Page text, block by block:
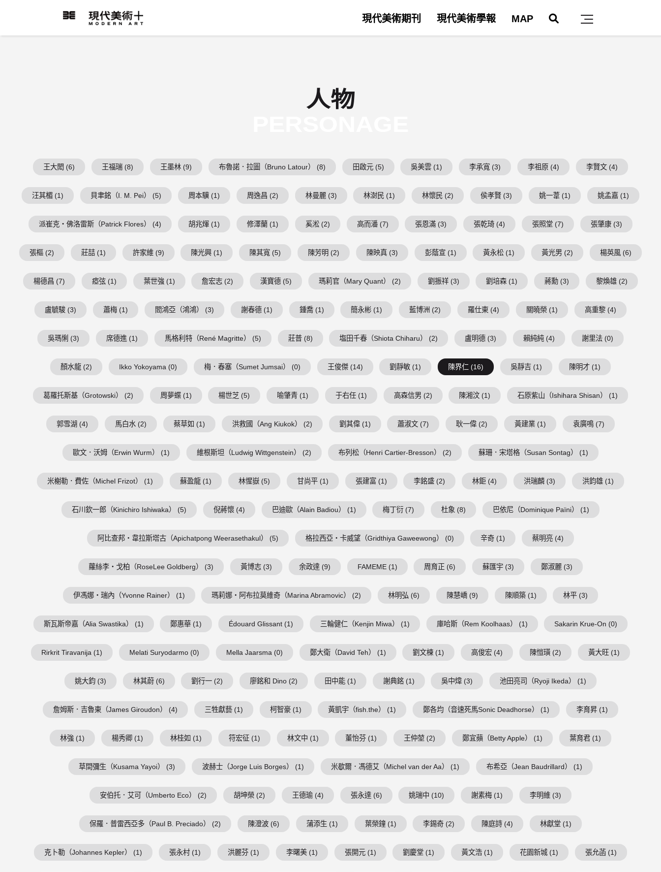
現代美術+Logo
主選單
現代美術期刊 現代美術學報 MAP
人物
王大閎 (6) 王福瑞 (8) 王墨林 (9) 布魯諾．拉圖（Bruno Latour） (8) 田啟元 (5) 吳美雲 (1) 李承寬 (3) 李祖原 (4) 李賢文 (4)
汪其楣 (1) 貝聿銘（I. M. Pei） (5) 周本驥 (1) 周逸昌 (2) 林曼麗 (3) 林澍民 (1) 林懷民 (2) 侯孝賢 (3) 姚一葦 (1) 姚孟嘉 (1)
派崔克・佛洛雷斯（Patrick Flores） (4) 胡兆煇 (1) 修澤蘭 (1) 奚淞 (2) 高而潘 (7) 張恩滿 (3) 張乾琦 (4) 張照堂 (7) 張肇康 (3)
張樞 (2) 莊喆 (1) 許家維 (9) 陳光興 (1) 陳其寬 (5) 陳芳明 (2) 陳映真 (3) 彭蔭宣 (1) 黃永松 (1) 黃光男 (2) 楊英風 (6)
楊德昌 (7) 瘂弦 (1) 葉世強 (1) 詹宏志 (2) 漢寶德 (5) 瑪莉官（Mary Quant） (2) 劉振祥 (3) 劉培森 (1) 蔣勳 (3) 黎煥雄 (2)
盧毓駿 (3) 蕭梅 (1) 閻鴻亞（鴻鴻） (3) 謝春德 (1) 鍾喬 (1) 簡永彬 (1) 藍博洲 (2) 羅仕東 (4) 關曉榮 (1) 高重黎 (4)
吳瑪悧 (3) 席德進 (1) 馬格利特（René Magritte） (5) 莊普 (8) 塩田千春（Shiota Chiharu） (2) 盧明德 (3) 賴純純 (4) 謝里法 (0)
顏水龍 (2) Ikko Yokoyama (0) 梅．春塞（Sumet Jumsai） (0) 王俊傑 (14) 劉靜敏 (1) 陳界仁 (16) 吳靜吉 (1) 陳明才 (1)
葛羅托斯基（Grotowski） (2) 周夢蝶 (1) 楊世芝 (5) 喻肇青 (1) 于右任 (1) 高森信男 (2) 陳湘汶 (1) 石原紫山（Ishihara Shisan） (1)
郭雪湖 (4) 馬白水 (2) 蔡草如 (1) 洪救國（Ang Kiukok） (2) 劉其偉 (1) 蕭淑文 (7) 耿一偉 (2) 黃建業 (1) 袁廣鳴 (7)
歐文．沃姆（Erwin Wurm） (1) 維根斯坦（Ludwig Wittgenstein） (2) 布列松（Henri Cartier-Bresson） (2) 蘇珊．宋塔格（Susan Sontag） (1)
米榭勒．費佐（Michel Frizot） (1) 蘇盈龍 (1) 林惺嶽 (5) 甘尚平 (1) 張建富 (1) 李銘盛 (2) 林鉅 (4) 洪瑞麟 (3) 洪鈞雄 (1)
石川欽一郎（Kinichiro Ishiwaka） (5) 倪蔣懷 (4) 巴迪歐（Alain Badiou） (1) 梅丁衍 (7) 杜象 (8) 巴依尼（Dominique Païni） (1)
阿比查邦・韋拉斯塔古（Apichatpong Weerasethakul） (5) 格拉西亞・卡威望（Gridthiya Gaweewong） (0) 辛奇 (1) 蔡明亮 (4)
蘿絲李・戈柏（RoseLee Goldberg） (3) 黃博志 (3) 余政達 (9) FAMEME (1) 周育正 (6) 蘇匯宇 (3) 鄭淑麗 (3)
伊馮娜・瑞內（Yvonne Rainer） (1) 瑪莉娜・阿布拉莫維奇（Marina Abramovic） (2) 林明弘 (6) 陳慧嶠 (9) 陳順築 (1) 林平 (3)
斯瓦斯帝嘉（Alia Swastika） (1) 鄭惠華 (1) Édouard Glissant (1) 三輪健仁（Kenjin Miwa） (1) 庫哈斯（Rem Koolhaas） (1) Sakarin Krue-On (0)
Rirkrit Tiravanija (1) Melati Suryodarmo (0) Mella Jaarsma (0) 鄭大衛（David Teh） (1) 劉文棟 (1) 高俊宏 (4) 陳愷璜 (2) 黃大旺 (1)
姚大鈞 (3) 林其蔚 (6) 劉行一 (2) 廖銘和 Dino (2) 田中能 (1) 謝典銘 (1) 吳中煒 (3) 池田亮司（Ryoji Ikeda） (1)
詹姆斯．吉魯東（James Giroudon） (4) 三牲獻藝 (1) 柯智豪 (1) 黃凱宇（fish.the） (1) 鄭各均（音速死馬Sonic Deadhorse） (1) 李育昇 (1)
林強 (1) 楊秀卿 (1) 林桂如 (1) 符宏征 (1) 林文中 (1) 董怡芬 (1) 王仲堃 (2) 鄭宜蘋（Betty Apple） (1) 葉育君 (1)
草間彌生（Kusama Yayoi） (3) 波赫士（Jorge Luis Borges） (1) 米歇爾．馮德艾（Michel van der Aa） (1) 布希亞（Jean Baudrillard） (1)
安伯托．艾可（Umberto Eco） (2) 胡坤榮 (2) 王德瑜 (4) 張永達 (6) 姚瑞中 (10) 謝素梅 (1) 李明維 (3)
保羅．普雷西亞多（Paul B. Preciado） (2) 陳澄波 (6) 蒲添生 (1) 葉榮鐘 (1) 李錫奇 (2) 陳庭詩 (4) 林獻堂 (1)
克卜勒（Johannes Kepler） (1) 張永村 (1) 洪麗芬 (1) 李曙美 (1) 張開元 (1) 劉慶堂 (1) 黃文浩 (1) 花園新城 (1) 張允菡 (1)